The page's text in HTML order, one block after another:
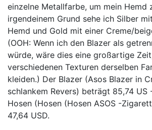
einzelne Metallfarbe, um mein Hemd
irgendeinem Grund sehe ich Silber
Hemd und Gold mit einer Creme/
(OOH: Wenn ich den Blazer als
würde, wäre dies eine großartige
verschiedenen Texturen derselben
kleiden.) Der Blazer (Asos Blazer in
schlankem Revers) beträgt 85,74 US
Hosen (Hosen (Hosen ASOS -
47,64 USD.